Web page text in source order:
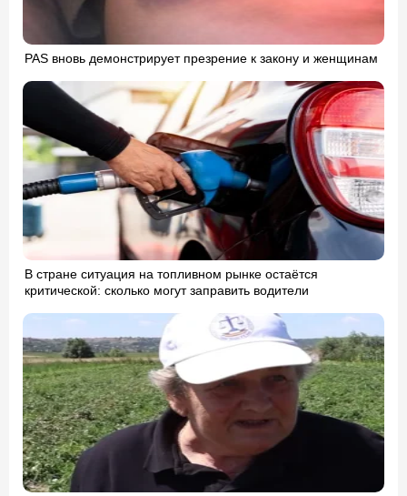
PAS вновь демонстрирует презрение к закону и женщинам
В стране ситуация на топливном рынке остаётся
критической: сколько могут заправить водители